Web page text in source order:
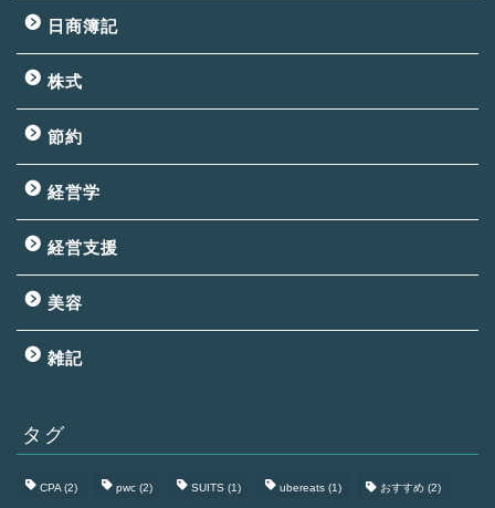
日商簿記
株式
節約
経営学
経営支援
美容
雑記
タグ
CPA (2) pwc (2) SUITS (1) ubereats (1) おすすめ (2)